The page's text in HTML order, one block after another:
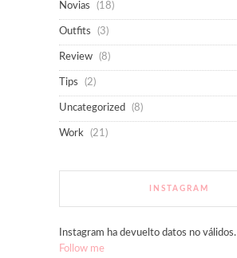
Novias (18)
Outfits (3)
Review (8)
Tips (2)
Uncategorized (8)
Work (21)
INSTAGRAM
Instagram ha devuelto datos no válidos.
Follow me